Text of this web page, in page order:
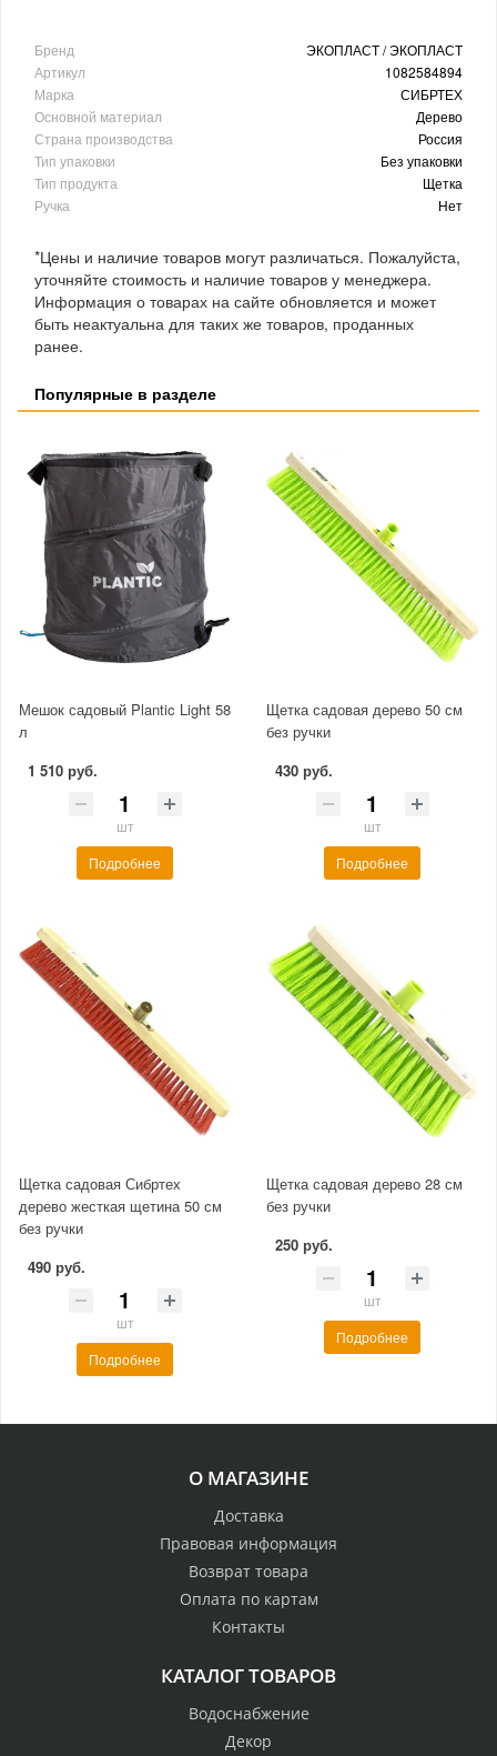
Бренд
ЭКОПЛАСТ / ЭКОПЛАСТ
Артикул
1082584894
Марка
СИБРТЕХ
Основной материал
Дерево
Страна производства
Россия
Тип упаковки
Без упаковки
Тип продукта
Щетка
Ручка
Нет
*Цены и наличие товаров могут различаться. Пожалуйста,
уточняйте стоимость и наличие товаров у менеджера.
Информация о товарах на сайте обновляется и может
быть неактуальна для таких же товаров, проданных
ранее.
Популярные в разделе
Мешок садовый Plantic Light 58
л
1 510 руб.
шт
Подробнее
Щетка садовая дерево 50 см
без ручки
430 руб.
шт
Подробнее
Щетка садовая Сибртех
дерево жесткая щетина 50 см
без ручки
490 руб.
шт
Подробнее
Щетка садовая дерево 28 см
без ручки
250 руб.
шт
Подробнее
О МАГАЗИНЕ
Доставка
Правовая информация
Возврат товара
Оплата по картам
Контакты
КАТАЛОГ ТОВАРОВ
Водоснабжение
Декор